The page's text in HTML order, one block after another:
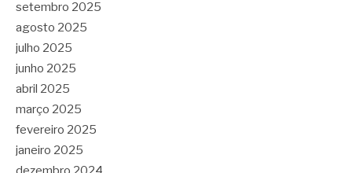
setembro 2025
agosto 2025
julho 2025
junho 2025
abril 2025
março 2025
fevereiro 2025
janeiro 2025